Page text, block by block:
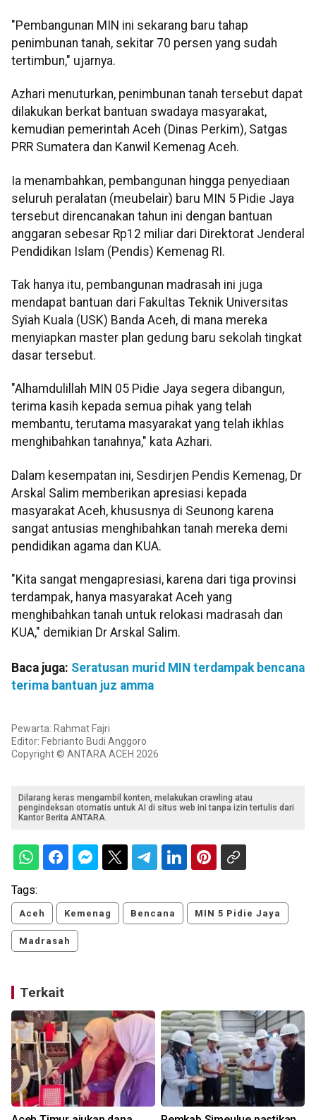
"Pembangunan MIN ini sekarang baru tahap
penimbunan tanah, sekitar 70 persen yang sudah
tertimbun," ujarnya.
Azhari menuturkan, penimbunan tanah tersebut dapat
dilakukan berkat bantuan swadaya masyarakat,
kemudian pemerintah Aceh (Dinas Perkim), Satgas
PRR Sumatera dan Kanwil Kemenag Aceh.
Ia menambahkan, pembangunan hingga penyediaan
seluruh peralatan (meubelair) baru MIN 5 Pidie Jaya
tersebut direncanakan tahun ini dengan bantuan
anggaran sebesar Rp12 miliar dari Direktorat Jenderal
Pendidikan Islam (Pendis) Kemenag RI.
Tak hanya itu, pembangunan madrasah ini juga
mendapat bantuan dari Fakultas Teknik Universitas
Syiah Kuala (USK) Banda Aceh, di mana mereka
menyiapkan master plan gedung baru sekolah tingkat
dasar tersebut.
"Alhamdulillah MIN 05 Pidie Jaya segera dibangun,
terima kasih kepada semua pihak yang telah
membantu, terutama masyarakat yang telah ikhlas
menghibahkan tanahnya," kata Azhari.
Dalam kesempatan ini, Sesdirjen Pendis Kemenag, Dr
Arskal Salim memberikan apresiasi kepada
masyarakat Aceh, khususnya di Seunong karena
sangat antusias menghibahkan tanah mereka demi
pendidikan agama dan KUA.
"Kita sangat mengapresiasi, karena dari tiga provinsi
terdampak, hanya masyarakat Aceh yang
menghibahkan tanah untuk relokasi madrasah dan
KUA," demikian Dr Arskal Salim.
Baca juga: Seratusan murid MIN terdampak bencana
terima bantuan juz amma
Pewarta: Rahmat Fajri
Editor: Febrianto Budi Anggoro
Copyright © ANTARA ACEH 2026
Dilarang keras mengambil konten, melakukan crawling atau
pengindeksan otomatis untuk AI di situs web ini tanpa izin tertulis dari
Kantor Berita ANTARA.
Tags:
Aceh Kemenag Bencana MIN 5 Pidie Jaya
Madrasah
Terkait